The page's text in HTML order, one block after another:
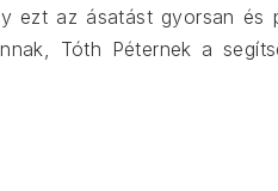
ezt az ásatást gyorsan és
Tóth Péternek a